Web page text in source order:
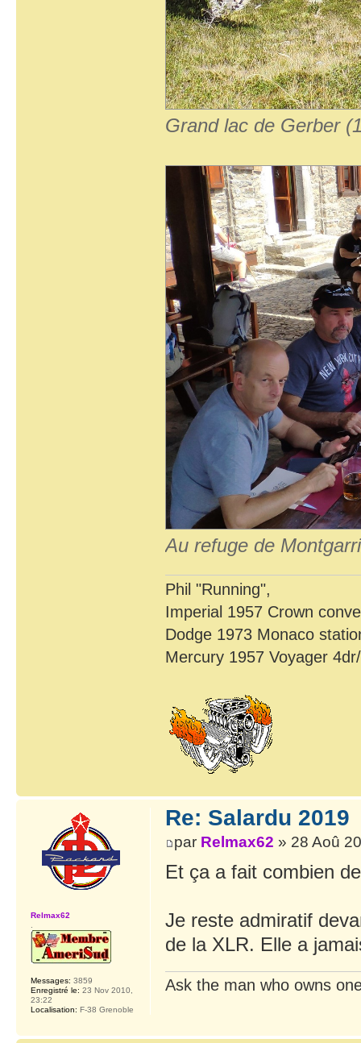
Grand lac de Gerber
Au refuge de Montgarri
Phil "Running",
Imperial 1957 Crown
Dodge 1973 Monaco
Mercury 1957 Voyager
Re: Salardu 2019
par Relmax62 » 28 Aoû
Et ça a fait combien
Je reste admiratif
de la XLR. Elle a
Ask the man who owns
Relmax62
Messages: 3859
Enregistré le: 23 Nov 2010,
23:22
Localisation: F-38 Grenoble